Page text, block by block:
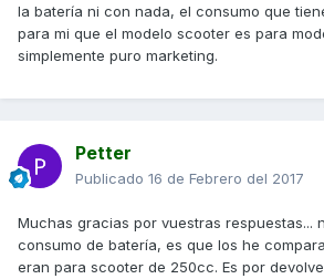
la batería ni con nada, el consumo que
para mi que el modelo scooter es para
simplemente puro marketing.
Petter
Publicado 16 de Febrero del 2017
Muchas gracias por vuestras respuestas...
consumo de batería, es que los he
eran para scooter de 250cc. Es por